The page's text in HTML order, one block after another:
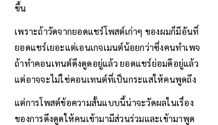
ขึ้น
เพราะถ้าวัดจากยอดแชร์โพสต์เก่าๆ ของผมก็มีอันที่
ยอดแชร์เยอะแต่เอนเกจเมนต์น้อยกว่าซึ่งคนทำเพจ
ถ้าทำคอนเทนต์ดึงดูดอยู่แล้ว ยอดแชร์ย่อมดีอยู่แล้ว
แต่อาจจะไม่ใช่คอนเทนต์ที่เป็นกระแสให้คนพูดถึง
แต่การโพสต์ข้อความสั้นแบบนี้น่าจะวัดผลในเรื่อง
ของการดึงดูดให้คนเข้ามามีส่วนร่วมและเข้ามาพูด